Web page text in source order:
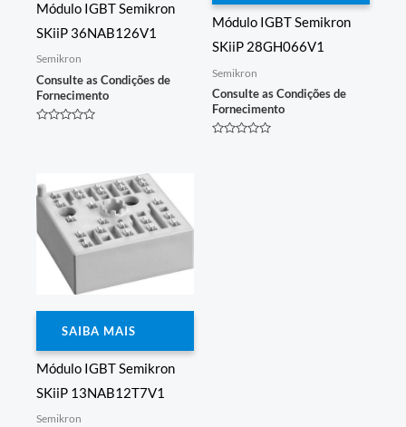
Módulo IGBT Semikron
SKiiP 36NAB126V1
Semikron
Consulte as Condições de
Fornecimento
Módulo IGBT Semikron
SKiiP 28GH066V1
Semikron
Consulte as Condições de
Fornecimento
SAIBA MAIS
Módulo IGBT Semikron
SKiiP 13NAB12T7V1
Semikron